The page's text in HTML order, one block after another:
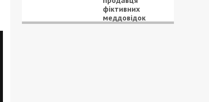
фіктивних
меддовідок